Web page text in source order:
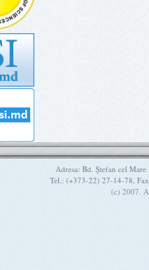
Adresa: Bd. Ştefan cel
Tel.: (+373-22) 27-14-78,
(c) 2007.